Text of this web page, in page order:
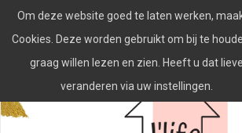
naar
inhoud
Om deze website goed te laten werken,
Cookies. Deze worden gebruikt om bij te
graag willen lezen en zien. Heeft u dat
veranderen via uw instellingen.